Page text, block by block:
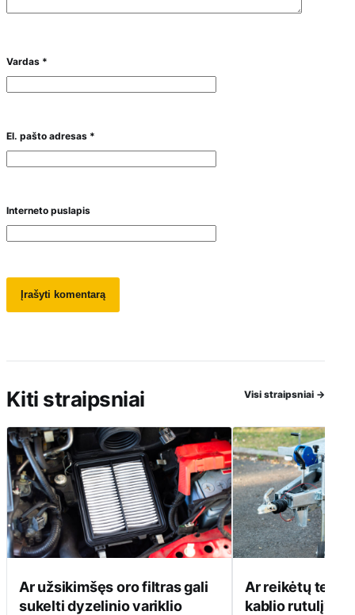
Vardas *
El. pašto adresas *
Interneto puslapis
Kiti straipsniai Visi straipsniai →
Ar užsikimšęs oro filtras gali
sukelti dyzelinio variklio
Ar reikėtų tepti
kablio rutulį?